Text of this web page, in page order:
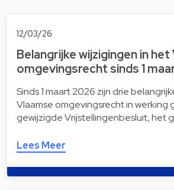
12/03/26
Belangrijke wijzigingen in het
omgevingsrecht sinds 1
Sinds 1 maart 2026 zijn drie
Vlaamse omgevingsrecht in werking
gewijzigde Vrijstellingenbesluit, het
Lees Meer